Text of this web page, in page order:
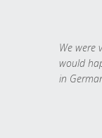
We were
would
in